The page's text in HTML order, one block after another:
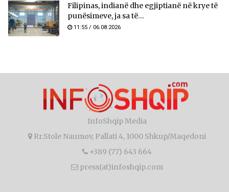
Filipinas, indianë dhe egjiptianë në krye të
punësimeve, ja sa të...
11:55 / 06.08.2026
InfoShqip Media
Rr.Stole Naumov, Pallati 4, 1000 Shkup/Maqedoni
+389 (77) 643 664
press(at)infoshqip.com